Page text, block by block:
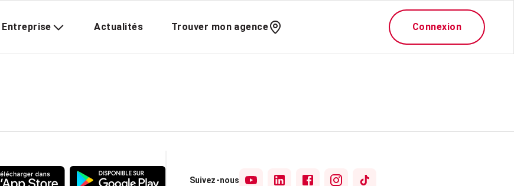
Entreprise Actualités Trouver mon agence Connexion
Suivez-nous